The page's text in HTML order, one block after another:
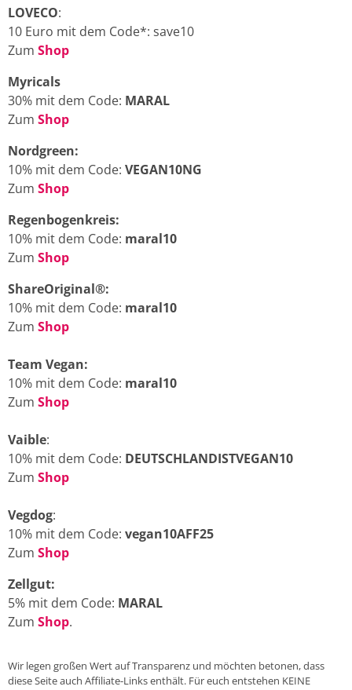
LOVECO:
10 Euro mit dem Code*: save10
Zum Shop
Myricals
30% mit dem Code: MARAL
Zum Shop
Nordgreen:
10% mit dem Code: VEGAN10NG
Zum Shop
Regenbogenkreis:
10% mit dem Code: maral10
Zum Shop
ShareOriginal®:
10% mit dem Code: maral10
Zum Shop
Team Vegan:
10% mit dem Code: maral10
Zum Shop
Vaible:
10% mit dem Code: DEUTSCHLANDISTVEGAN10
Zum Shop
Vegdog:
10% mit dem Code: vegan10AFF25
Zum Shop
Zellgut:
5% mit dem Code: MARAL
Zum Shop.
Wir legen großen Wert auf Transparenz und möchten betonen, dass
diese Seite auch Affiliate-Links enthält. Für euch entstehen KEINE